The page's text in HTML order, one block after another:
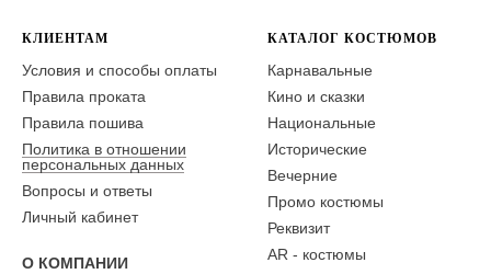
КЛИЕНТАМ
Условия и способы оплаты
Правила проката
Правила пошива
Политика в отношении
персональных данных
Вопросы и ответы
Личный кабинет
О КОМПАНИИ
КАТАЛОГ КОСТЮМОВ
Карнавальные
Кино и сказки
Национальные
Исторические
Вечерние
Промо костюмы
Реквизит
AR - костюмы